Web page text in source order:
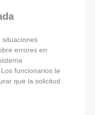
situaciones
errores en
funcionarios te
que la solicitud